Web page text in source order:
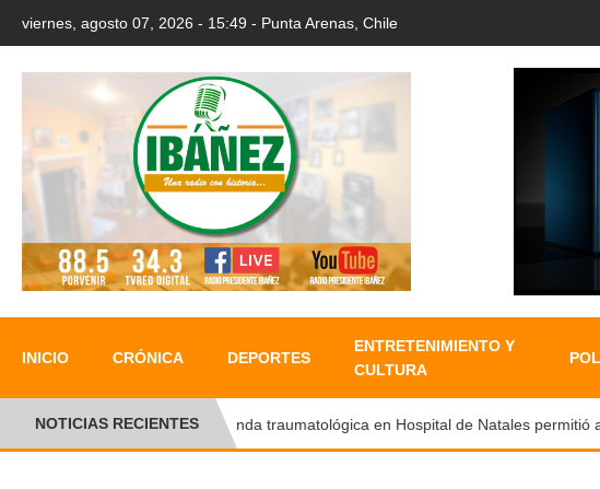
viernes, agosto 07, 2026 - 15:49 - Punta Arenas, Chile
INICIO CRÓNICA DEPORTES
ENTRETENIMIENTO Y
CULTURA
NOTICIAS RECIENTESRonda traumatológica en Hospital de Natales permitió